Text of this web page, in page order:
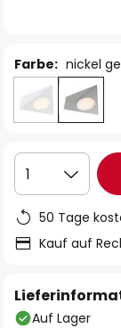
Farbe: nickel
1
50 Tage
Kauf auf
Auf Lager